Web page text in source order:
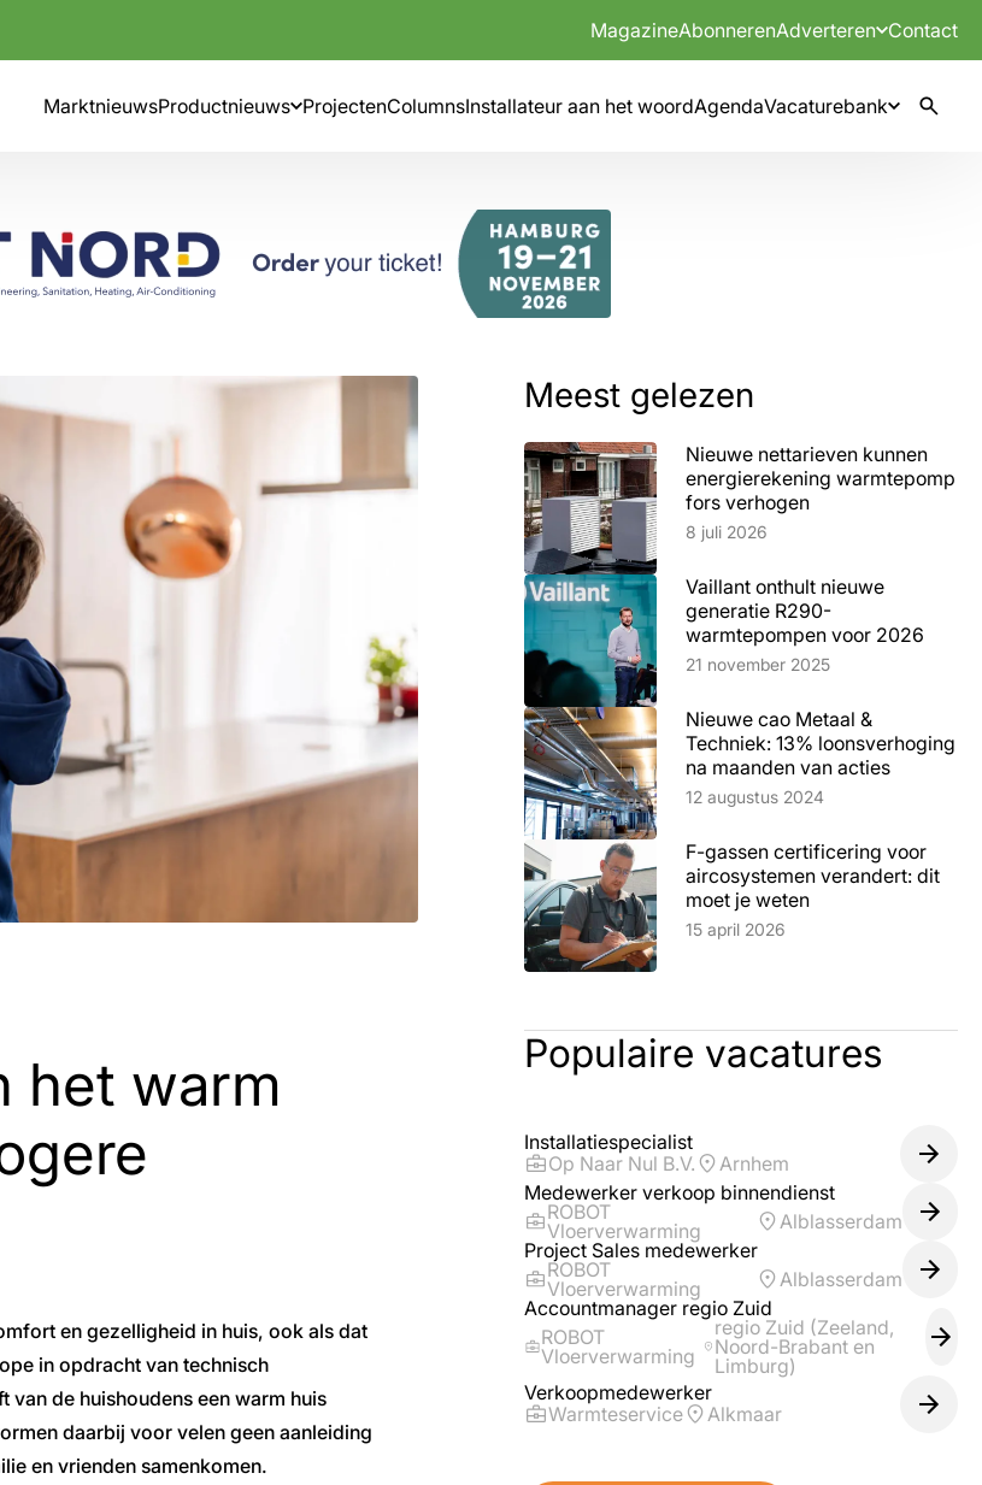
MagazineAbonnerenAdverteren Contact
MarktnieuwsProductnieuws ProjectenColumnsInstallateur aan het woordAgendaVacaturebank
het warm
en gezelligheid in huis, ook als dat
in opdracht van technisch
van de huishoudens een warm huis
daarbij voor velen geen aanleiding
en vrienden samenkomen.
Meest gelezen
Nieuwe nettarieven kunnen
energierekening warmtepomp
fors verhogen
Lees artikel
8 juli 2026
Vaillant onthult nieuwe
generatie R290-
warmtepompen voor 2026
Lees artikel
21 november 2025
Nieuwe cao Metaal &
Techniek: 13% loonsverhoging
na maanden van acties
Lees artikel
12 augustus 2024
F-gassen certificering voor
aircosystemen verandert: dit
moet je weten
Lees artikel
15 april 2026
Populaire vacatures
Installatiespecialist
Op Naar Nul B.V.
Arnhem
Medewerker verkoop binnendienst
ROBOT
Vloerverwarming
Alblasserdam
Project Sales medewerker
ROBOT
Vloerverwarming
Alblasserdam
Accountmanager regio Zuid
ROBOT
Vloerverwarming
regio Zuid (Zeeland,
Noord-Brabant en
Limburg)
Verkoopmedewerker
Warmteservice
Alkmaar